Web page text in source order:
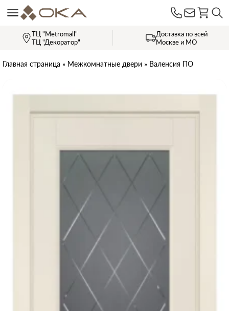
ТЦ "Metromall"
ТЦ "Декоратор"
Доставка по всей
Москве и МО
Главная страница » Межкомнатные двери » Валенсия ПО